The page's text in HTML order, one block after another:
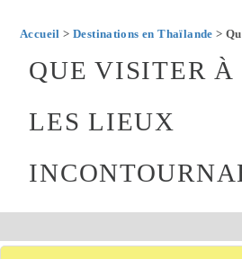
Accueil > Destinations en Thaïlande >
QUE VISITER
LES LIEUX